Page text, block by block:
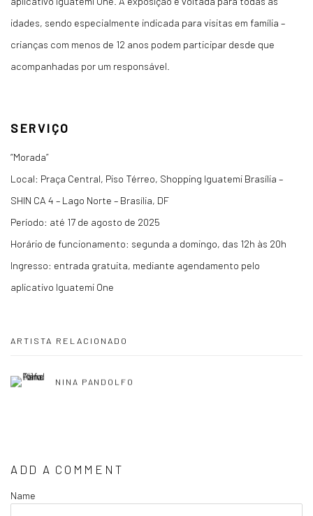
idades, sendo especialmente indicada para visitas em família –
crianças com menos de 12 anos podem participar desde que
acompanhadas por um responsável.
SERVIÇO
“Morada”
Local: Praça Central, Piso Térreo, Shopping Iguatemi Brasília –
SHIN CA 4 – Lago Norte – Brasília, DF
Período: até 17 de agosto de 2025
Horário de funcionamento: segunda a domingo, das 12h às 20h
Ingresso: entrada gratuita, mediante agendamento pelo
aplicativo Iguatemi One
ARTISTA RELACIONADO
NINA PANDOLFO
ADD A COMMENT
Name